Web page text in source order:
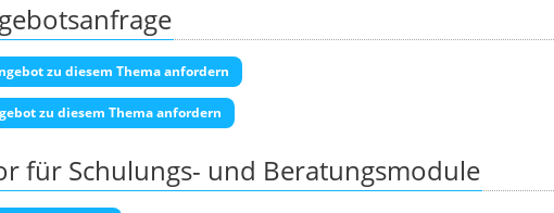
zu diesem Thema anfordern
zu diesem Thema anfordern
für Schulungs- und Beratungsmodule